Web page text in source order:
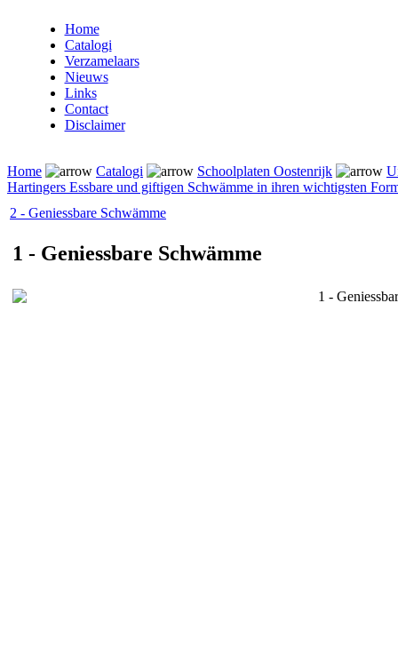
Home
Catalogi
Verzamelaars
Nieuws
Links
Contact
Disclaimer
Home Catalogi Schoolplaten Oostenrijk
Hartingers Essbare und giftigen Schwämme in ihren wichtigsten
2 - Geniessbare Schwämme
1 - Geniessbare Schwämme
1 -